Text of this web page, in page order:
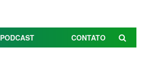
PODCAST CONTATO